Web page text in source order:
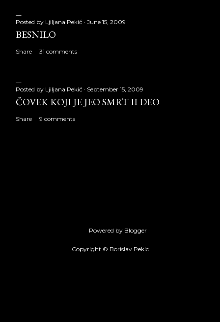
Posted by Ljiljana Pekić June 15, 2009
BESNILO
Share 31 comments
Posted by Ljiljana Pekić September 15, 2009
ČOVEK KOJI JE JEO SMRT II DEO
Share 9 comments
Powered by Blogger
Copyright © Borislav Pekic